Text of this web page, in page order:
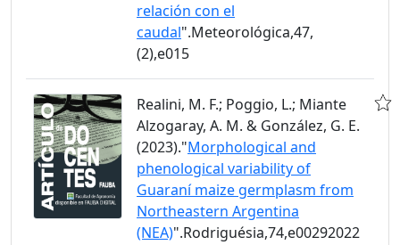
relación con el
caudal".Meteorológica,47,
(2),e015
Realini, M. F.; Poggio, L.; Miante
Alzogaray, A. M. & González, G. E.
(2023)."Morphological and
phenological variability of
Guaraní maize germplasm from
Northeastern Argentina
(NEA)".Rodriguésia,74,e00292022